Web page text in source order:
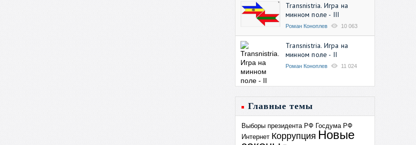
Transnistria. Игра на
минном поле - III
Роман Коноплев 10 063
Transnistria. Игра на
минном поле - II
Роман Коноплев 11 024
Главные темы
Выборы президента РФ Госдума РФ
Интернет Коррупция Новые